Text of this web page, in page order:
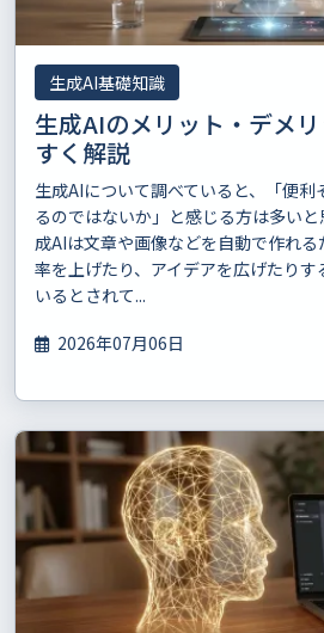
生成AI基礎知識
生成AIのメリット・デメ
すく解説
生成AIについて調べていると、「便
るのではないか」と感じる方は多い
成AIは文章や画像などを自動で作れ
率を上げたり、アイデアを広げたり
いるとされて...
2026年07月06日